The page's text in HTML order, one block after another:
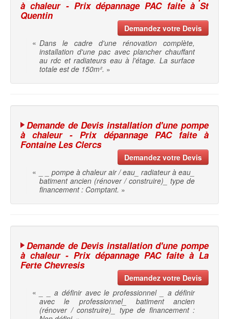
à chaleur - Prix dépannage PAC faite à St
Quentin
Demandez votre Devis
« Dans le cadre d'une rénovation complète,
installation d'une pac avec plancher chauffant
au rdc et radiateurs eau à l'étage. La surface
totale est de 150m². »
Demande de Devis installation d'une pompe
à chaleur - Prix dépannage PAC faite à
Fontaine Les Clercs
Demandez votre Devis
«
_ _ pompe à chaleur air / eau_ radiateur à eau_
batiment ancien (rénover / construire)_ type de
financement : Comptant. »
Demande de Devis installation d'une pompe
à chaleur - Prix dépannage PAC faite à La
Ferte Chevresis
Demandez votre Devis
«
_ _ a définir avec le professionnel _ a définir
avec le professionnel_ batiment ancien
(rénover / construire)_ type de financement :